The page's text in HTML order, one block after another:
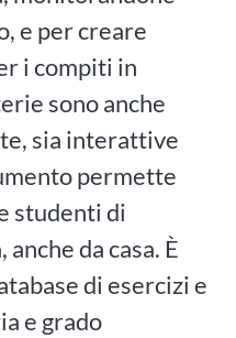
e per creare
i compiti in
sono anche
sia interattive
permette
studenti di
da casa. È
di esercizi e
e grado